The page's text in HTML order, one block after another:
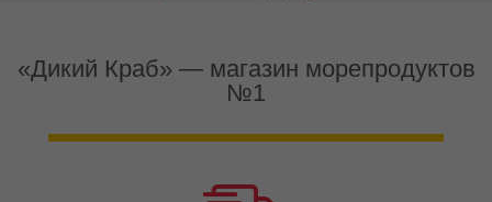
«Дикий Краб» — магазин морепродуктов
№1